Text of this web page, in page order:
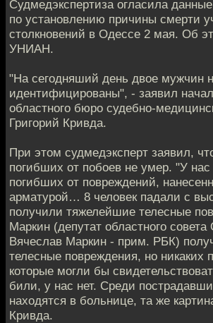
Судмедэкспертиза огласила
по установлению причины смерти
столкновений в Одессе 2 мая. Об
УНИАН.
"На сегодняший день двое мужчин
идентифицированы", - заявил
областного бюро судебно-
Григорий Кривда.
При этом судмедэксперт заявил,
погибших от побоев не умер. "У
погибших от повреждений,
арматурой… 8 человек падали с
получили тяжелейшие телесные
Маркин (депутат областного
Вячеслав Маркин - прим. РБК)
телесные повреждения, но никаких
которые могли бы
били, у нас нет. Среди
находятся в больнице, та же
Кривда.